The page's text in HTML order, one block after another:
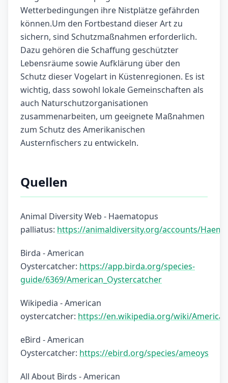
Wetterbedingungen ihre Nistplätze gefährden
können.Um den Fortbestand dieser Art zu
sichern, sind Schutzmaßnahmen erforderlich.
Dazu gehören die Schaffung geschützter
Lebensräume sowie Aufklärung über den
Schutz dieser Vogelart in Küstenregionen. Es ist
wichtig, dass sowohl lokale Gemeinschaften als
auch Naturschutzorganisationen
zusammenarbeiten, um geeignete Maßnahmen
zum Schutz des Amerikanischen
Austernfischers zu entwickeln.
Quellen
Animal Diversity Web - Haematopus
palliatus: https://animaldiversity.org/accounts/
Birda - American
Oystercatcher: https://app.birda.org/species-
guide/6369/American_Oystercatcher
Wikipedia - American
oystercatcher: https://en.wikipedia.org/wiki/
eBird - American
Oystercatcher: https://ebird.org/species/ameoys
All About Birds - American